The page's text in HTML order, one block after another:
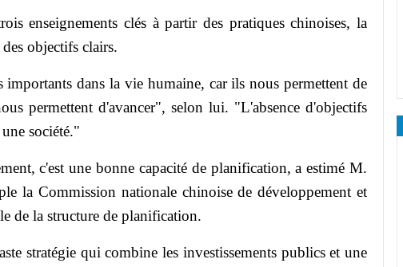
enseignements clés à partir des pratiques chinoises, la
objectifs clairs.
importants dans la vie humaine, car ils nous permettent de
permettent d'avancer", selon lui. "L'absence d'objectifs
société."
c'est une bonne capacité de planification, a estimé M.
la Commission nationale chinoise de développement et
de la structure de planification.
stratégie qui combine les investissements publics et une